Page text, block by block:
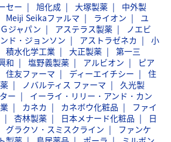
セー 旭化成 大塚製薬
中外製
Meiji Seikaファルマ ライオン
ユ
ジャパン アステラス製薬
ノエビ
ド・ジョンソン アストラゼネカ
小
積水化学工業 大正製薬
第一三
和 塩野義製薬 アルビオン
ピア
住友ファーマ ディーエイチシー
住
ノバルティス ファーマ
久光製
ー
イーライ・リリー・アンド・カン
カネカ カネボウ化粧品
ファイ
杏林製薬 日本メナード化粧品
日
グラクソ・スミスクライン
ファンケ